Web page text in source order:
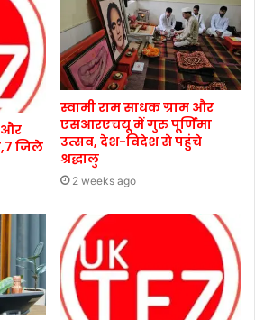
और
जिले
स्वामी राम साधक ग्राम और
एसआरएचयू में गुरु पूर्णिमा
उत्सव, देश-विदेश से पहुंचे
श्रद्धालु
2 weeks ago